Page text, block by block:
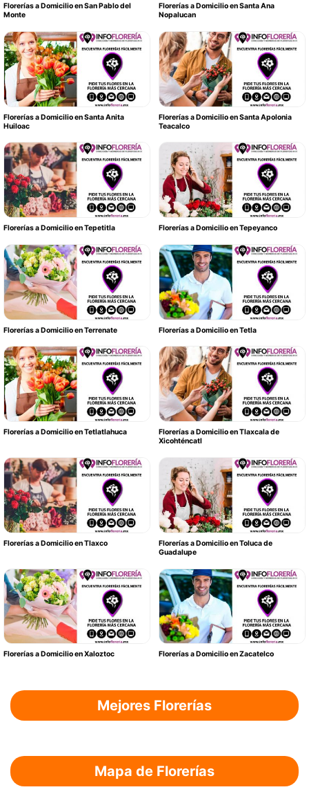
Florerías a Domicilio en San Pablo del
Monte
Florerías a Domicilio en Santa Ana
Nopalucan
Florerías a Domicilio en Santa Anita
Huiloac
Florerías a Domicilio en Santa Apolonia
Teacalco
Florerías a Domicilio en Tepetitla Florerías a Domicilio en Tepeyanco
Florerías a Domicilio en Terrenate Florerías a Domicilio en Tetla
Florerías a Domicilio en Tetlatlahuca
Florerías a Domicilio en Tlaxcala de
Xicohténcatl
Florerías a Domicilio en Tlaxco
Florerías a Domicilio en Toluca de
Guadalupe
Florerías a Domicilio en Xaloztoc Florerías a Domicilio en Zacatelco
Mejores Florerías
Mapa de Florerías